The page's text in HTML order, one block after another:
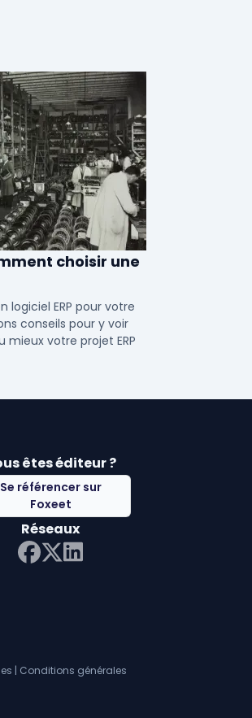
choisir une
logiciel ERP pour votre
conseils pour y voir
mieux votre projet ERP
êtes éditeur ?
Se référencer sur
Foxeet
Réseaux
| Conditions générales